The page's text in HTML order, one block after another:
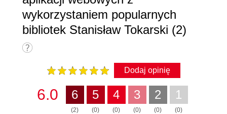
wykorzystaniem popularnych
bibliotek Stanisław Tokarski (2)
Dodaj opinię
6.0 6
(2)
5
(0)
4
(0)
3
(0)
2
(0)
1
(0)